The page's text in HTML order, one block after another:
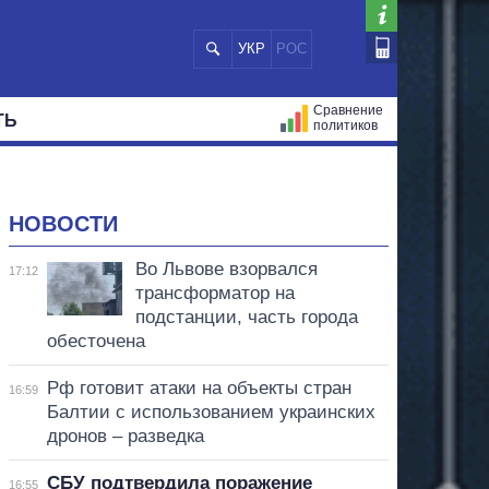
УКР РОС
Сравнение
политиков
НОВОСТИ
17:12
Во Львове взорвался
трансформатор на
подстанции, часть города
обесточена
16:59
Рф готовит атаки на объекты стран
Балтии с использованием украинских
дронов – разведка
16:55
СБУ подтвердила поражение